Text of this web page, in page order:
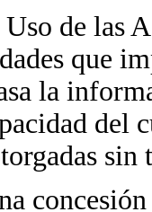
de las
que
la
del